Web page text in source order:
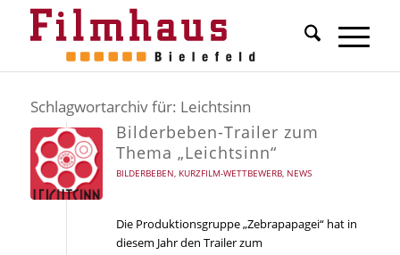
Schlagwortarchiv für: Leichtsinn
Bilderbeben-Trailer zum
Thema „Leichtsinn“
BILDERBEBEN, KURZFILM-WETTBEWERB, NEWS
Die Produktionsgruppe „Zebrapapagei“ hat in
diesem Jahr den Trailer zum